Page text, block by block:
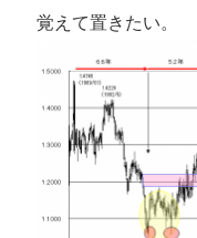
覚えて置きたい。